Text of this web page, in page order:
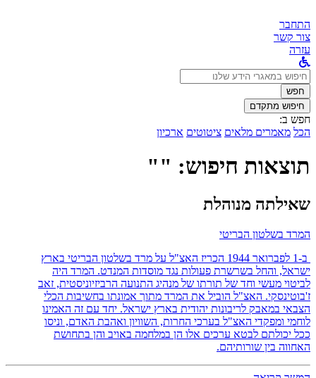
התחבר
צור קשר
עזרה
לחפש
ב:חפש
חיפוש מתקדם
חפש ב:
הכל מאמרים מלאים ציטוטים ארכיון
תוצאות חיפוש: ""
שאילתה מנוהלת
המרד בשלטון הבריטי
ב-1 לפברואר 1944 הכריז האצ"ל על מרד בשלטון הבריטי בארץ
ישראל, והחל בשרשרת פעולות נגד מוסדות המנדט. המרד היה
לביטוי מעשי וחד של תורתו של מנהיג התנועה הרביזיוניסטית, זאב
ז'בוטינסקי. האצ"ל הוביל את המרד מתוך אמונתו בחשיבות הכלי
הצבאי במאבק לריבונות יהודית בארץ ישראל. יחד עם זה האמינו
לוחמי ומפקדי האצ"ל בערכי החרות, השוויון ואהבת האדם, וניסו
ככל יכולתם לבטא ערכים אלו הן במלחמה באויב והן בתחושת
האחווה בין שורותיהם.